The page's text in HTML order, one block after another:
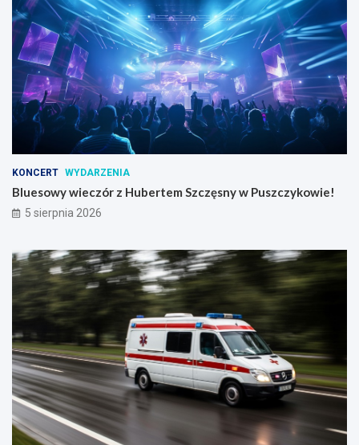
KONCERT WYDARZENIA
Bluesowy wieczór z Hubertem Szczęsny w Puszczykowie!
5 sierpnia 2026